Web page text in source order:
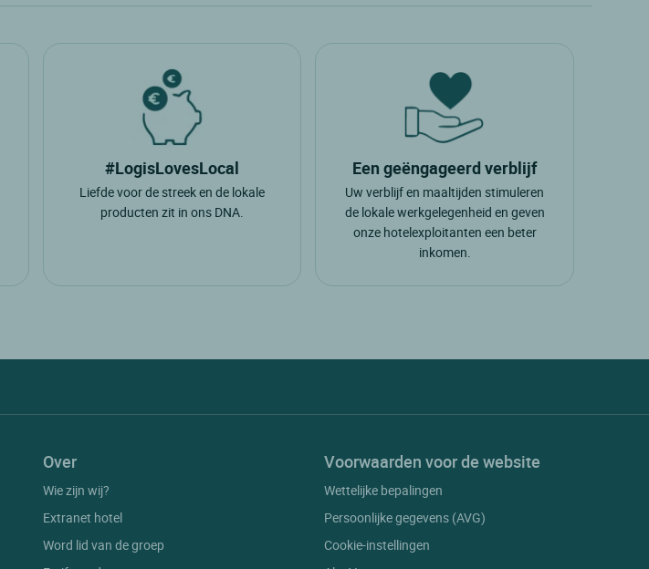
#LogisLovesLocal
Liefde voor de streek en de lokale
producten zit in ons DNA.
Een geëngageerd verblijf
Uw verblijf en maaltijden stimuleren
de lokale werkgelegenheid en geven
onze hotelexploitanten een beter
inkomen.
Over
Wie zijn wij?
Extranet hotel
Word lid van de groep
Voorwaarden voor de website
Wettelijke bepalingen
Persoonlijke gegevens (AVG)
Cookie-instellingen